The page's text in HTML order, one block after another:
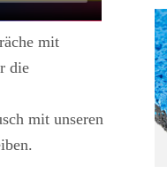
mit
die
mit unseren